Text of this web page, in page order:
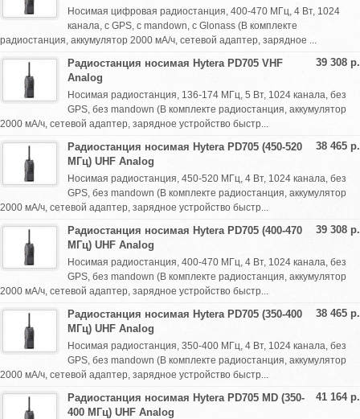
Носимая цифровая радиостанция, 400-470 МГц, 4 Вт, 1024
канала, с GPS, с mandown, с Glonass (В комплекте
радиостанция, аккумулятор 2000 мА/ч, сетевой адаптер, зарядное ...
39 308 р.
Радиостанция носимая Hytera PD705 VHF
Analog
Носимая радиостанция, 136-174 МГц, 5 Вт, 1024 канала, без
GPS, без mandown (В комплекте радиостанция, аккумулятор
2000 мА/ч, сетевой адаптер, зарядное устройство быстр...
38 465 р.
Радиостанция носимая Hytera PD705 (450-520
МГц) UHF Analog
Носимая радиостанция, 450-520 МГц, 4 Вт, 1024 канала, без
GPS, без mandown (В комплекте радиостанция, аккумулятор
2000 мА/ч, сетевой адаптер, зарядное устройство быстр...
39 308 р.
Радиостанция носимая Hytera PD705 (400-470
МГц) UHF Analog
Носимая радиостанция, 400-470 МГц, 4 Вт, 1024 канала, без
GPS, без mandown (В комплекте радиостанция, аккумулятор
2000 мА/ч, сетевой адаптер, зарядное устройство быстр...
38 465 р.
Радиостанция носимая Hytera PD705 (350-400
МГц) UHF Analog
Носимая радиостанция, 350-400 МГц, 4 Вт, 1024 канала, без
GPS, без mandown (В комплекте радиостанция, аккумулятор
2000 мА/ч, сетевой адаптер, зарядное устройство быстр...
41 164 р.
Радиостанция носимая Hytera PD705 MD (350-
400 МГц) UHF Analog